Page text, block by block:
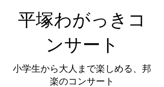
平塚わがっきコ
ンサート
小学生から大人まで楽しめる、邦
楽のコンサート